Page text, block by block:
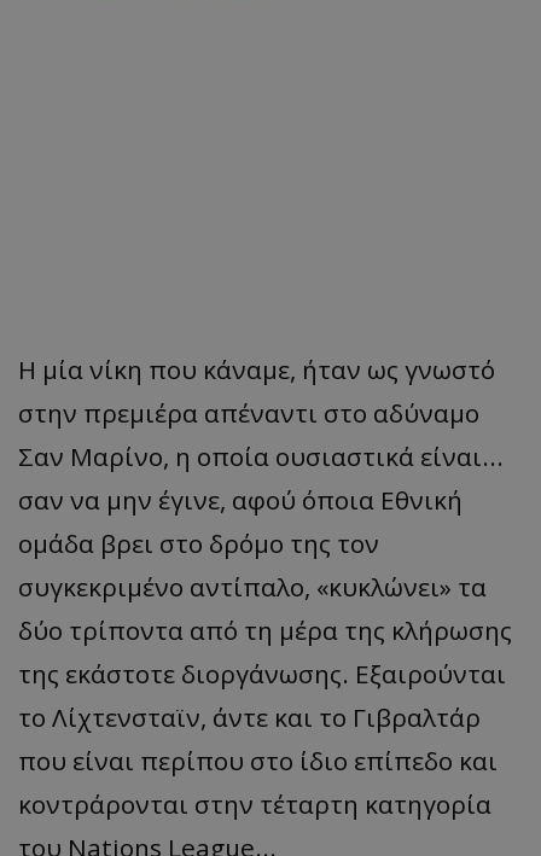
Η μία νίκη που κάναμε, ήταν ως γνωστό
στην πρεμιέρα απέναντι στο αδύναμο
Σαν Μαρίνο, η οποία ουσιαστικά είναι...
σαν να μην έγινε, αφού όποια Εθνική
ομάδα βρει στο δρόμο της τον
συγκεκριμένο αντίπαλο, «κυκλώνει» τα
δύο τρίποντα από τη μέρα της κλήρωσης
της εκάστοτε διοργάνωσης. Εξαιρούνται
το Λίχτενσταϊν, άντε και το Γιβραλτάρ
που είναι περίπου στο ίδιο επίπεδο και
κοντράρονται στην τέταρτη κατηγορία
του Nations League...